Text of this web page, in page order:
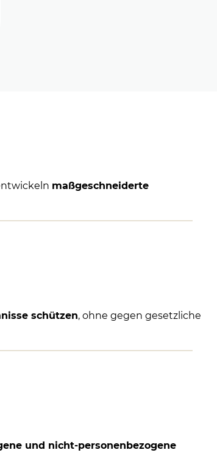
maßgeschneiderte
schützen, ohne gegen gesetzliche
und nicht-personenbezogene